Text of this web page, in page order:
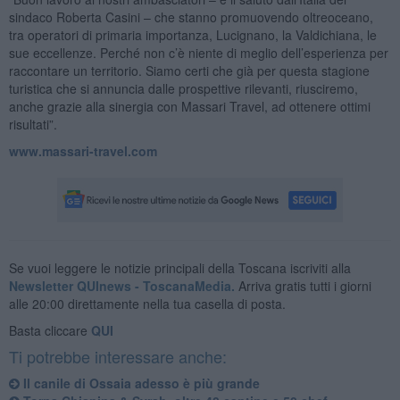
sindaco Roberta Casini – che stanno promuovendo oltreoceano,
tra operatori di primaria importanza, Lucignano, la Valdichiana, le
sue eccellenze. Perché non c’è niente di meglio dell’esperienza per
raccontare un territorio. Siamo certi che già per questa stagione
turistica che si annuncia dalle prospettive rilevanti, riusciremo,
anche grazie alla sinergia con Massari Travel, ad ottenere ottimi
risultati”.
www.massari-travel.com
Se vuoi leggere le notizie principali della Toscana iscriviti alla
Newsletter QUInews - ToscanaMedia. Arriva gratis tutti i giorni
alle 20:00 direttamente nella tua casella di posta.
Basta cliccare QUI
Ti potrebbe interessare anche:
Il canile di Ossaia adesso è più grande